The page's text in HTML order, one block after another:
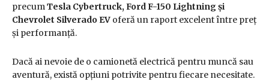
precumTesla Cybertruck, Ford F-150 Lightning și
Chevrolet Silverado EV oferă un raport excelent între preț
și performanță.
Dacă ai nevoie de o camionetă electrică pentru muncă sau
aventură, există opțiuni potrivite pentru fiecare necesitate.